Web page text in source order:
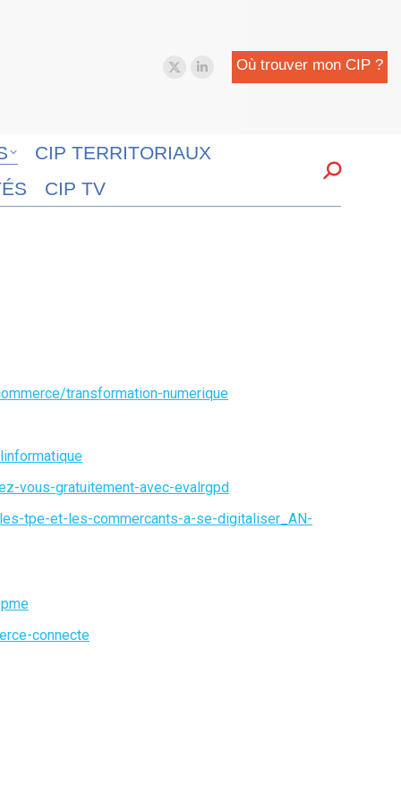
X
in
LinkedIn
in
Où trouver mon CIP ?
CIP TERRITORIAUX
CIP TV
Search:
transformation-numerique
vous-gratuitement-avec-evalrgpd
tpe-et-les-commercants-a-se-digitaliser_AN-
connecte